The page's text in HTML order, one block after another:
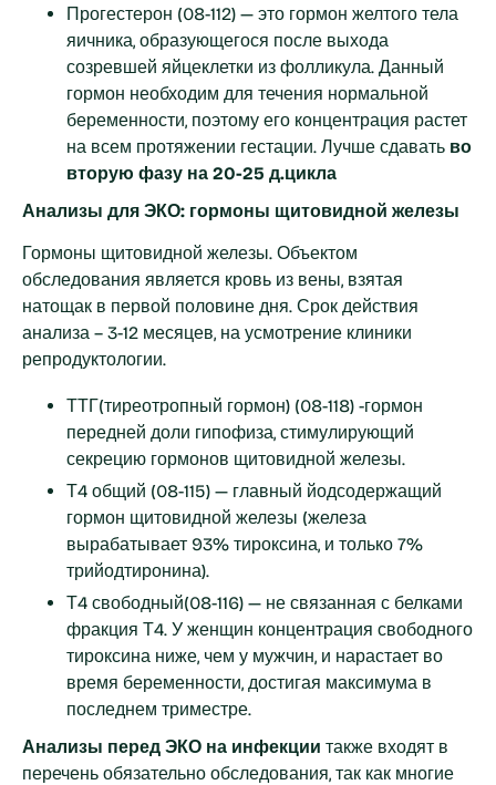
Прогестерон (08-112) — это гормон желтого тела
яичника, образующегося после выхода
созревшей яйцеклетки из фолликула. Данный
гормон необходим для течения нормальной
беременности, поэтому его концентрация растет
на всем протяжении гестации. Лучше сдавать во
вторую фазу на 20-25 д.цикла
Анализы для ЭКО: гормоны щитовидной железы
Гормоны щитовидной железы. Объектом
обследования является кровь из вены, взятая
натощак в первой половине дня. Срок действия
анализа – 3-12 месяцев, на усмотрение клиники
репродуктологии.
ТТГ(тиреотропный гормон) (08-118) -гормон
передней доли гипофиза, стимулирующий
секрецию гормонов щитовидной железы.
Т4 общий (08-115) — главный йодсодержащий
гормон щитовидной железы (железа
вырабатывает 93% тироксина, и только 7%
трийодтиронина).
Т4 свободный(08-116) — не связанная с белками
фракция Т4. У женщин концентрация свободного
тироксина ниже, чем у мужчин, и нарастает во
время беременности, достигая максимума в
последнем триместре.
Анализы перед ЭКО на инфекции также входят в
перечень обязательно обследования, так как многие